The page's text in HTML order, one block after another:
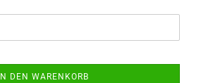
DEN WARENKORB